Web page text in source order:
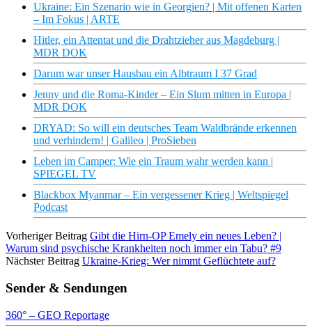
Ukraine: Ein Szenario wie in Georgien? | Mit offenen Karten
– Im Fokus | ARTE
Hitler, ein Attentat und die Drahtzieher aus Magdeburg |
MDR DOK
Darum war unser Hausbau ein Albtraum I 37 Grad
Jenny und die Roma-Kinder – Ein Slum mitten in Europa |
MDR DOK
DRYAD: So will ein deutsches Team Waldbrände erkennen
und verhindern! | Galileo | ProSieben
Leben im Camper: Wie ein Traum wahr werden kann |
SPIEGEL TV
Blackbox Myanmar – Ein vergessener Krieg | Weltspiegel
Podcast
Vorheriger Beitrag Gibt die Hirn-OP Emely ein neues Leben? |
Warum sind psychische Krankheiten noch immer ein Tabu? #9
Nächster Beitrag Ukraine-Krieg: Wer nimmt Geflüchtete auf?
Sender & Sendungen
360° – GEO Reportage